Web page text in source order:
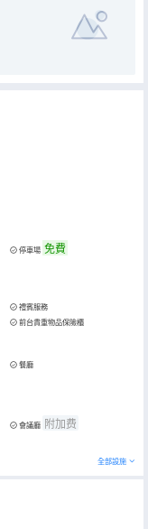
停車場 免費
禮賓服務
前台貴重物品保險櫃
餐廳
會議廳 附加费
全部設施